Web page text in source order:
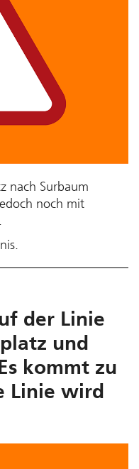
nach Surbaum
noch mit
der Linie
und
kommt zu
Linie wird